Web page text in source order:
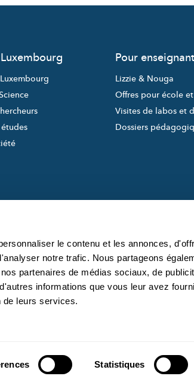
le contenu et les annonces,
notre trafic. Nous partageons
partenaires de médias sociaux, de
informations que vous leur avez
leurs services.
Statistiques
Pour
Lizzie & Nouga
Offres pour école
Visites de labos et
Dossiers
created and managed by
À